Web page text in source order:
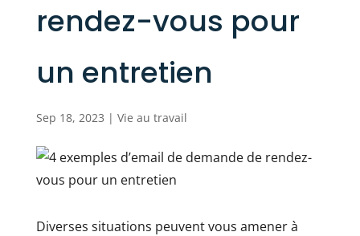
rendez-vous pour
un entretien
Sep 18, 2023 | Vie au travail
Diverses situations peuvent vous amener à